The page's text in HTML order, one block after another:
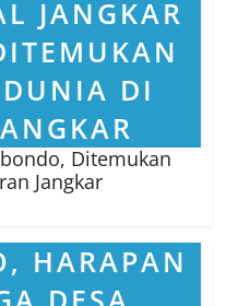
Ditemukan
Jangkar